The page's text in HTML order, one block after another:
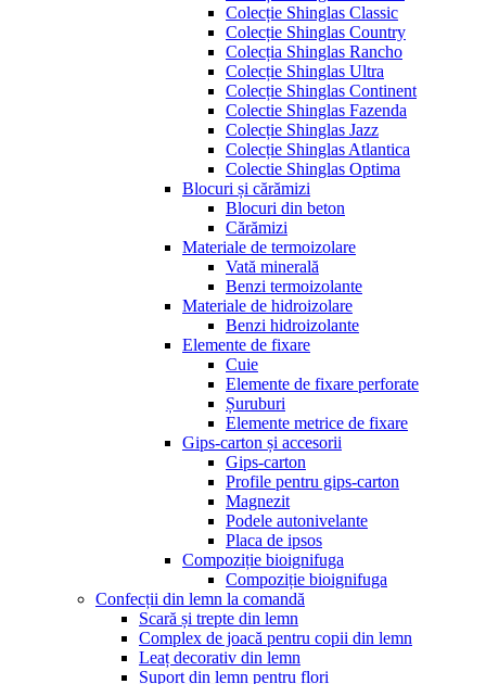
Colecție Shinglas Classic
Colecție Shinglas Country
Colecția Shinglas Rancho
Colecție Shinglas Ultra
Colecție Shinglas Continent
Colectie Shinglas Fazenda
Colecție Shinglas Jazz
Colecție Shinglas Atlantica
Colectie Shinglas Optima
Blocuri și cărămizi
Blocuri din beton
Cărămizi
Materiale de termoizolare
Vată minerală
Benzi termoizolante
Materiale de hidroizolare
Benzi hidroizolante
Elemente de fixare
Cuie
Elemente de fixare perforate
Șuruburi
Elemente metrice de fixare
Gips-carton și accesorii
Gips-carton
Profile pentru gips-carton
Magnezit
Podele autonivelante
Placa de ipsos
Compoziție bioignifuga
Compoziție bioignifuga
Confecții din lemn la comandă
Scară și trepte din lemn
Complex de joacă pentru copii din lemn
Leaț decorativ din lemn
Suport din lemn pentru flori